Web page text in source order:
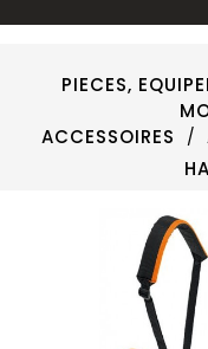
PIECES,
ACCESSOIRES